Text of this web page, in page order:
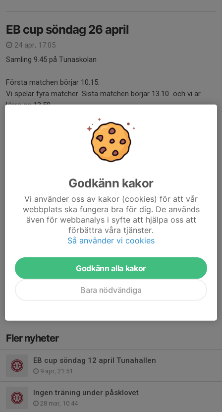
EB cup söndag 26 april
24 apr, 17:05
Samling 9.45 på Tunaskolan
Första matchen börjar 10.15.
Vi spelar fyra matcher. Sista matchen börjar 13.10 och vi är
klara ca 13.50.
Denna gång är det viktigt att ha med matsäck med nyttig mat.
EBcup 19 april Tunahallen
17 apr, 17:14
Vi har lånat in Juan är tränare för F14/15 som coach för ett av
Obs! Olika samlingstid beroende på vilket lag man är med i.
Spelschema
Gabriella, Esra, Yohana, Sofia A,...
Fler nyheter
EB cup söndag 12 april Tunahallen
9 apr, 21:51
Ingen träning under påsklovet
28 mar, 10:44
Godkänn kakor
Vi använder oss av kakor (cookies) för att vår
webbplats ska fungera bra för dig. De används
även för webbanalys i syfte att hjälpa oss att
förbättra våra tjänster.
Så använder vi cookies
Godkänn alla kakor
Bara nödvändiga